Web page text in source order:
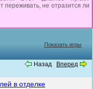
переживать, не отразится ли
Показать игры
Назад Вперед
в отделке